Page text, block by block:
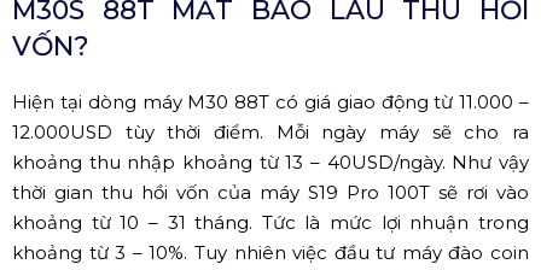
M30S 88T MẤT BAO LÂU THU HỒI
VỐN?
Hiện tại dòng máy M30 88T có giá giao động từ 11.000 –
12.000USD tùy thời điểm. Mỗi ngày máy sẽ cho ra
khoảng thu nhập khoảng từ 13 – 40USD/ngày. Như vậy
thời gian thu hồi vốn của máy S19 Pro 100T sẽ rơi vào
khoảng từ 10 – 31 tháng. Tức là mức lợi nhuận trong
khoảng từ 3 – 10%. Tuy nhiên việc đầu tư máy đào coin